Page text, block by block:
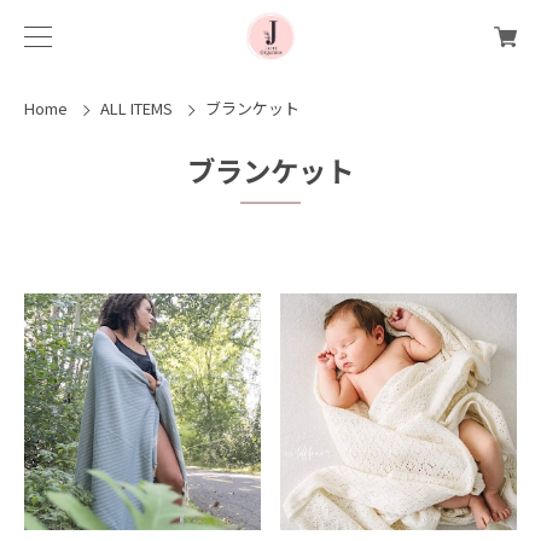
Home ALL ITEMS ブランケット
ブランケット